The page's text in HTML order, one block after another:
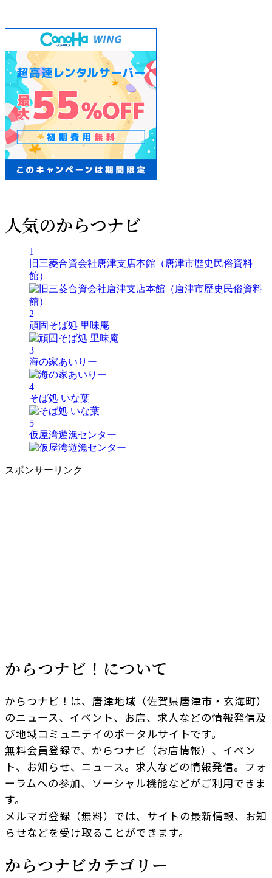
人気のからつナビ
1
旧三菱合資会社唐津支店本館（唐津市歴史民俗資料
館）
2
頑固そば処 里味庵
3
海の家あいりー
4
そば処 いな葉
5
仮屋湾遊漁センター
スポンサーリンク
からつナビ！について
からつナビ！は、唐津地域（佐賀県唐津市・玄海町）
のニュース、イベント、お店、求人などの情報発信及
び地域コミュニテイのポータルサイトです。
無料会員登録で、からつナビ（お店情報）、イベン
ト、お知らせ、ニュース。求人などの情報発信。フォ
ーラムへの参加、ソーシャル機能などがご利用できま
す。
メルマガ登録（無料）では、サイトの最新情報、お知
らせなどを受け取ることができます。
からつナビカテゴリー